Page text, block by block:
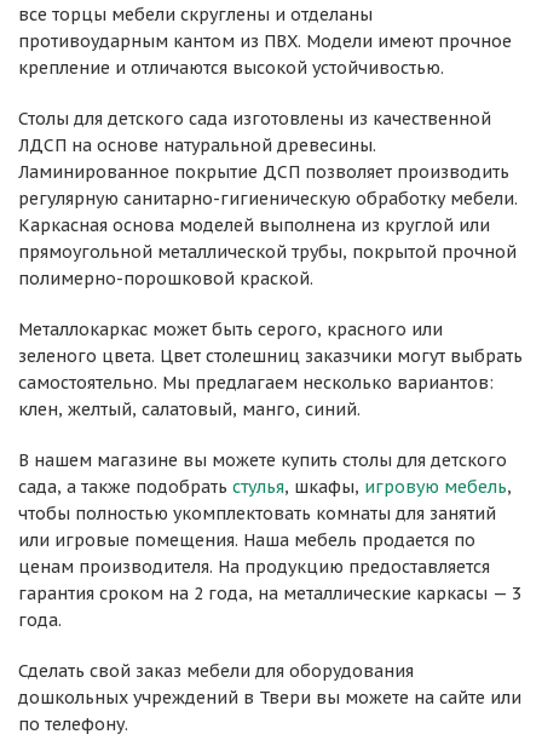
все торцы мебели скруглены и отделаны
противоударным кантом из ПВХ. Модели имеют прочное
крепление и отличаются высокой устойчивостью.
Столы для детского сада изготовлены из качественной
ЛДСП на основе натуральной древесины.
Ламинированное покрытие ДСП позволяет производить
регулярную санитарно-гигиеническую обработку мебели.
Каркасная основа моделей выполнена из круглой или
прямоугольной металлической трубы, покрытой прочной
полимерно-порошковой краской.
Металлокаркас может быть серого, красного или
зеленого цвета. Цвет столешниц заказчики могут выбрать
самостоятельно. Мы предлагаем несколько вариантов:
клен, желтый, салатовый, манго, синий.
В нашем магазине вы можете купить столы для детского
сада, а также подобрать стулья, шкафы, игровую мебель,
чтобы полностью укомплектовать комнаты для занятий
или игровые помещения. Наша мебель продается по
ценам производителя. На продукцию предоставляется
гарантия сроком на 2 года, на металлические каркасы — 3
года.
Сделать свой заказ мебели для оборудования
дошкольных учреждений в Твери вы можете на сайте или
по телефону.